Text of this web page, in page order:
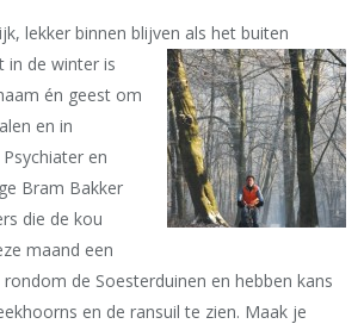
lekker binnen blijven als het buiten
in de winter is
én geest om
en in
en
Bram Bakker
die de kou
maand een
de Soesterduinen en hebben kans
en de ransuil te zien. Maak je